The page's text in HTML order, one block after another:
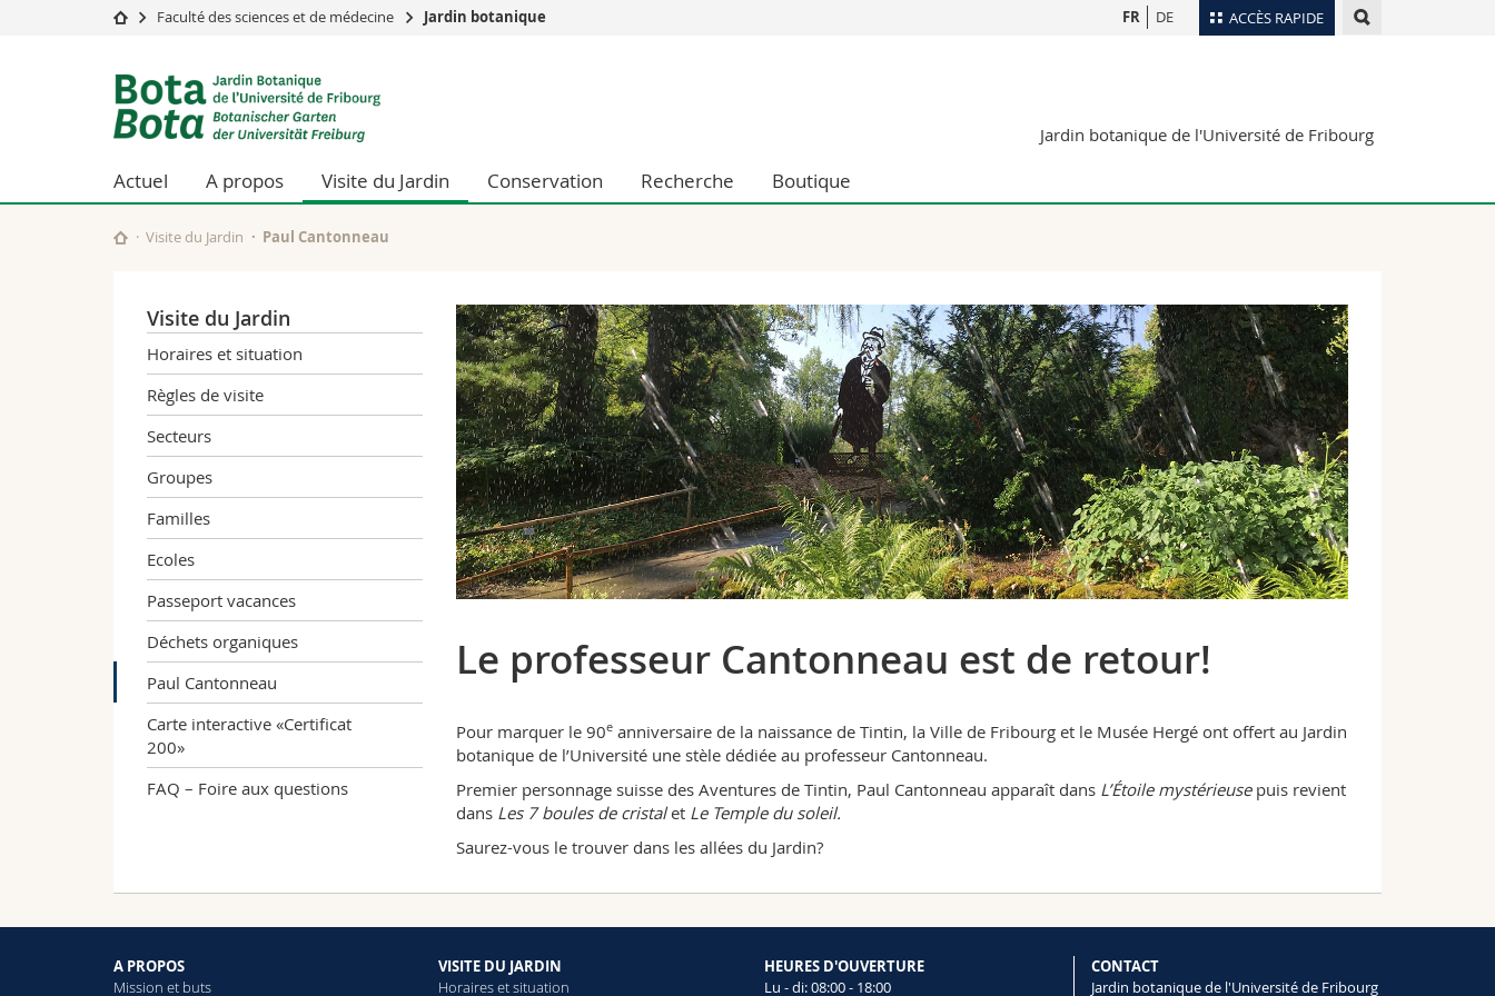
ACCÈS RAPIDE
Université
Etudes
Campus
Université
Formation continue
Lettres et sciences humaines
Sciences de l'éducation et de la formation
Collaborateurs
Bibliothèques
Programme des cours
FR DE
Faculté des sciences et de médecine Jardin botanique
Jardin
botanique
de
l'Université
Fribourg
Jardin botanique de l'Université de Fribourg
Actuel A propos Visite du Jardin Conservation Recherche Boutique
Visite du Jardin Paul Cantonneau
Visite du Jardin
Horaires et situation
Règles de visite
Secteurs
Groupes
Familles
Ecoles
Passeport vacances
Déchets organiques
Paul Cantonneau
Carte interactive «Certificat
200»
FAQ – Foire aux questions
Le professeur Cantonneau est de retour!
Pour marquer le 90eanniversaire de la naissance de Tintin, la Ville de Fribourg et le Musée Hergé ont offert au Jardin
botanique de l’Université une stèle dédiée au professeur Cantonneau.
Premier personnage suisse des Aventures de Tintin, Paul Cantonneau apparaît dans L’Étoile mystérieusepuis revient
dans Les 7 boules de cristalet Le Temple du soleil.
Saurez-vous le trouver dans les allées du Jardin?
A PROPOS
Mission et buts
VISITE DU JARDIN
Horaires et situation
HEURES D'OUVERTURE
Lu - di: 08:00 - 18:00
CONTACT
Jardin botanique de l'Université de Fribourg